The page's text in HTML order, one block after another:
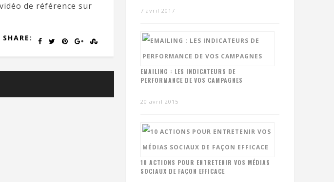
de référence sur
SHARE:
7 avril 2017
EMAILING : LES INDICATEURS DE
PERFORMANCE DE VOS CAMPAGNES
20 avril 2015
10 ACTIONS POUR ENTRETENIR VOS MÉDIAS
SOCIAUX DE FAÇON EFFICACE